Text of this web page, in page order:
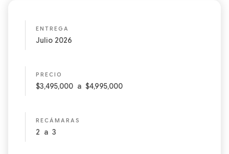
ENTREGA
Julio 2026
PRECIO
$3,495,000 a $4,995,000
RECÁMARAS
2 a 3